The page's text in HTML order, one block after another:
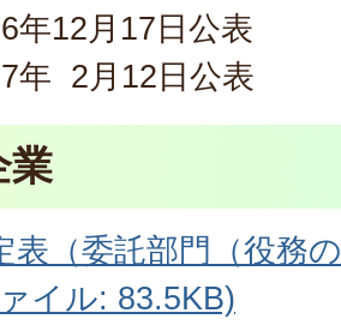
年12月17日公表
年 2月12日公表
業
表（委託部門（役務
イル: 83.5KB)